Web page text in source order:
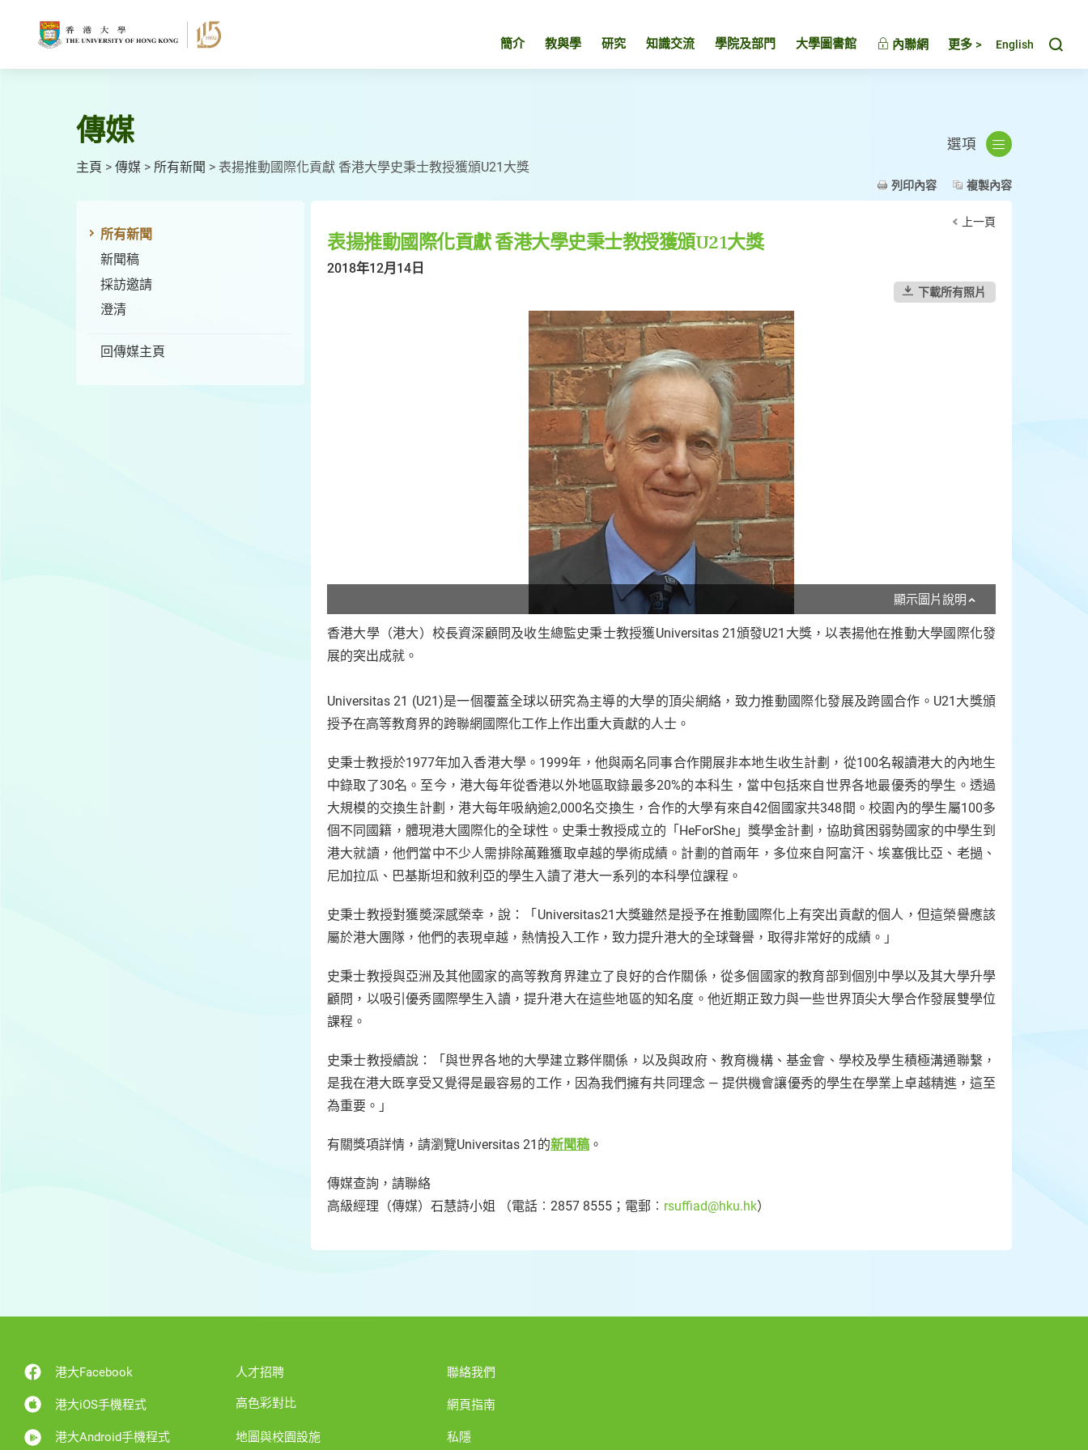
簡介 教與學 研究 知識交流 學院及部門 大學圖書館 內聯網 更多 > English
傳媒
主頁 > 傳媒 > 所有新聞 > 表揚推動國際化貢獻 香港大學史秉士教授獲頒U21大獎
選項
列印內容 複製內容
所有新聞
新聞稿
採訪邀請
澄清
回傳媒主頁
上一頁
表揚推動國際化貢獻 香港大學史秉士教授獲頒U21大獎
2018年12月14日
下載所有照片
顯示圖片說明
香港大學（港大）校長資深顧問及收生總監史秉士教授獲Universitas 21頒發U21大獎，以表揚他在推動大學國際化發
展的突出成就。
Universitas 21 (U21)是一個覆蓋全球以研究為主導的大學的頂尖網絡，致力推動國際化發展及跨國合作。U21大獎頒
授予在高等教育界的跨聯網國際化工作上作出重大貢獻的人士。
史秉士教授於1977年加入香港大學。1999年，他與兩名同事合作開展非本地生收生計劃，從100名報讀港大的內地生
中錄取了30名。至今，港大每年從香港以外地區取錄最多20%的本科生，當中包括來自世界各地最優秀的學生。透過
大規模的交換生計劃，港大每年吸納逾2,000名交換生，合作的大學有來自42個國家共348間。校園內的學生屬100多
個不同國籍，體現港大國際化的全球性。史秉士教授成立的「HeForShe」獎學金計劃，協助貧困弱勢國家的中學生到
港大就讀，他們當中不少人需排除萬難獲取卓越的學術成績。計劃的首兩年，多位來自阿富汗、埃塞俄比亞、老撾、
尼加拉瓜、巴基斯坦和敘利亞的學生入讀了港大一系列的本科學位課程。
史秉士教授對獲奬深感榮幸，說：「Universitas21大獎雖然是授予在推動國際化上有突出貢獻的個人，但這榮譽應該
屬於港大團隊，他們的表現卓越，熱情投入工作，致力提升港大的全球聲譽，取得非常好的成績。」
史秉士教授與亞洲及其他國家的高等教育界建立了良好的合作關係，從多個國家的教育部到個別中學以及其大學升學
顧問，以吸引優秀國際學生入讀，提升港大在這些地區的知名度。他近期正致力與一些世界頂尖大學合作發展雙學位
課程。
史秉士教授續說：「與世界各地的大學建立夥伴關係，以及與政府、教育機構、基金會、學校及學生積極溝通聯繫，
是我在港大既享受又覺得是最容易的工作，因為我們擁有共同理念 — 提供機會讓優秀的學生在學業上卓越精進，這至
為重要。」
有關獎項詳情，請瀏覽Universitas 21的新聞稿 。
傳媒查詢，請聯絡
高級經理（傳媒）石慧詩小姐 （電話︰2857 8555；電郵︰ rsuffiad@hku.hk）
港大Facebook
港大iOS手機程式
港大Android手機程式
人才招聘
高色彩對比
地圖與校園設施
聯絡我們
網頁指南
私隱